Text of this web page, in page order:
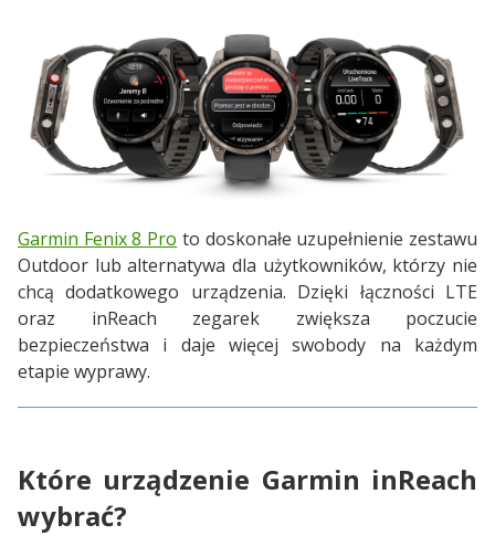
Garmin Fenix 8 Pro to doskonałe uzupełnienie zestawu
Outdoor lub alternatywa dla użytkowników, którzy nie
chcą dodatkowego urządzenia. Dzięki łączności LTE
oraz inReach zegarek zwiększa poczucie
bezpieczeństwa i daje więcej swobody na każdym
etapie wyprawy.
Które urządzenie Garmin inReach
wybrać?